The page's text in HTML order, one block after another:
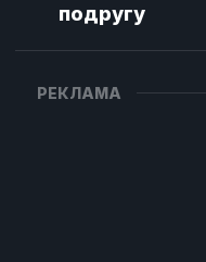
подругу
РЕКЛАМА